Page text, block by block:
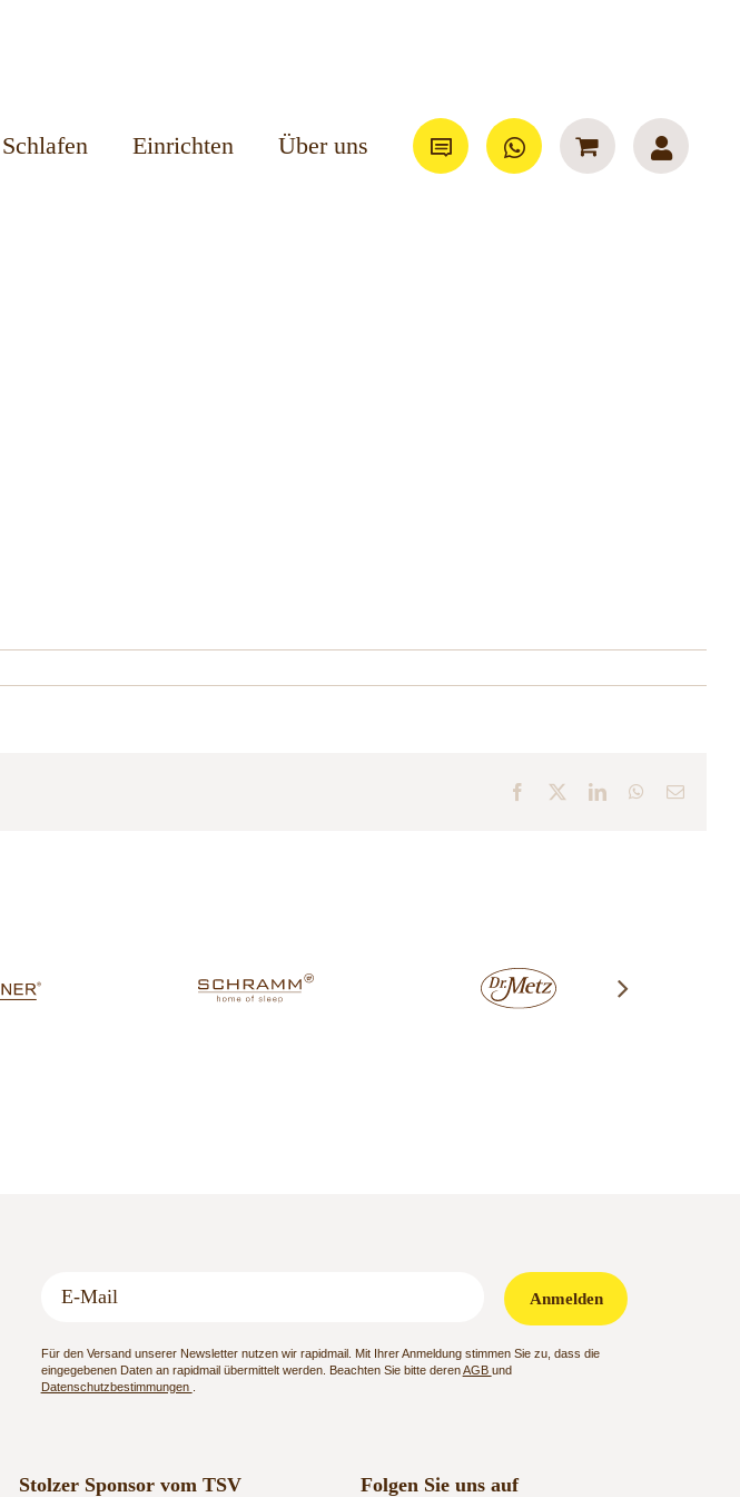
Schlafen Einrichten Über uns
Facebook LinkedInWhatsApp
E-
Anmelden
Für den Versand unserer Newsletter nutzen wir rapidmail. Mit Ihrer Anmeldung stimmen Sie zu, dass die
eingegebenen Daten an rapidmail übermittelt werden. Beachten Sie bitte derenAGB und
Datenschutzbestimmungen
Stolzer Sponsor vom TSV
Folgen Sie uns auf